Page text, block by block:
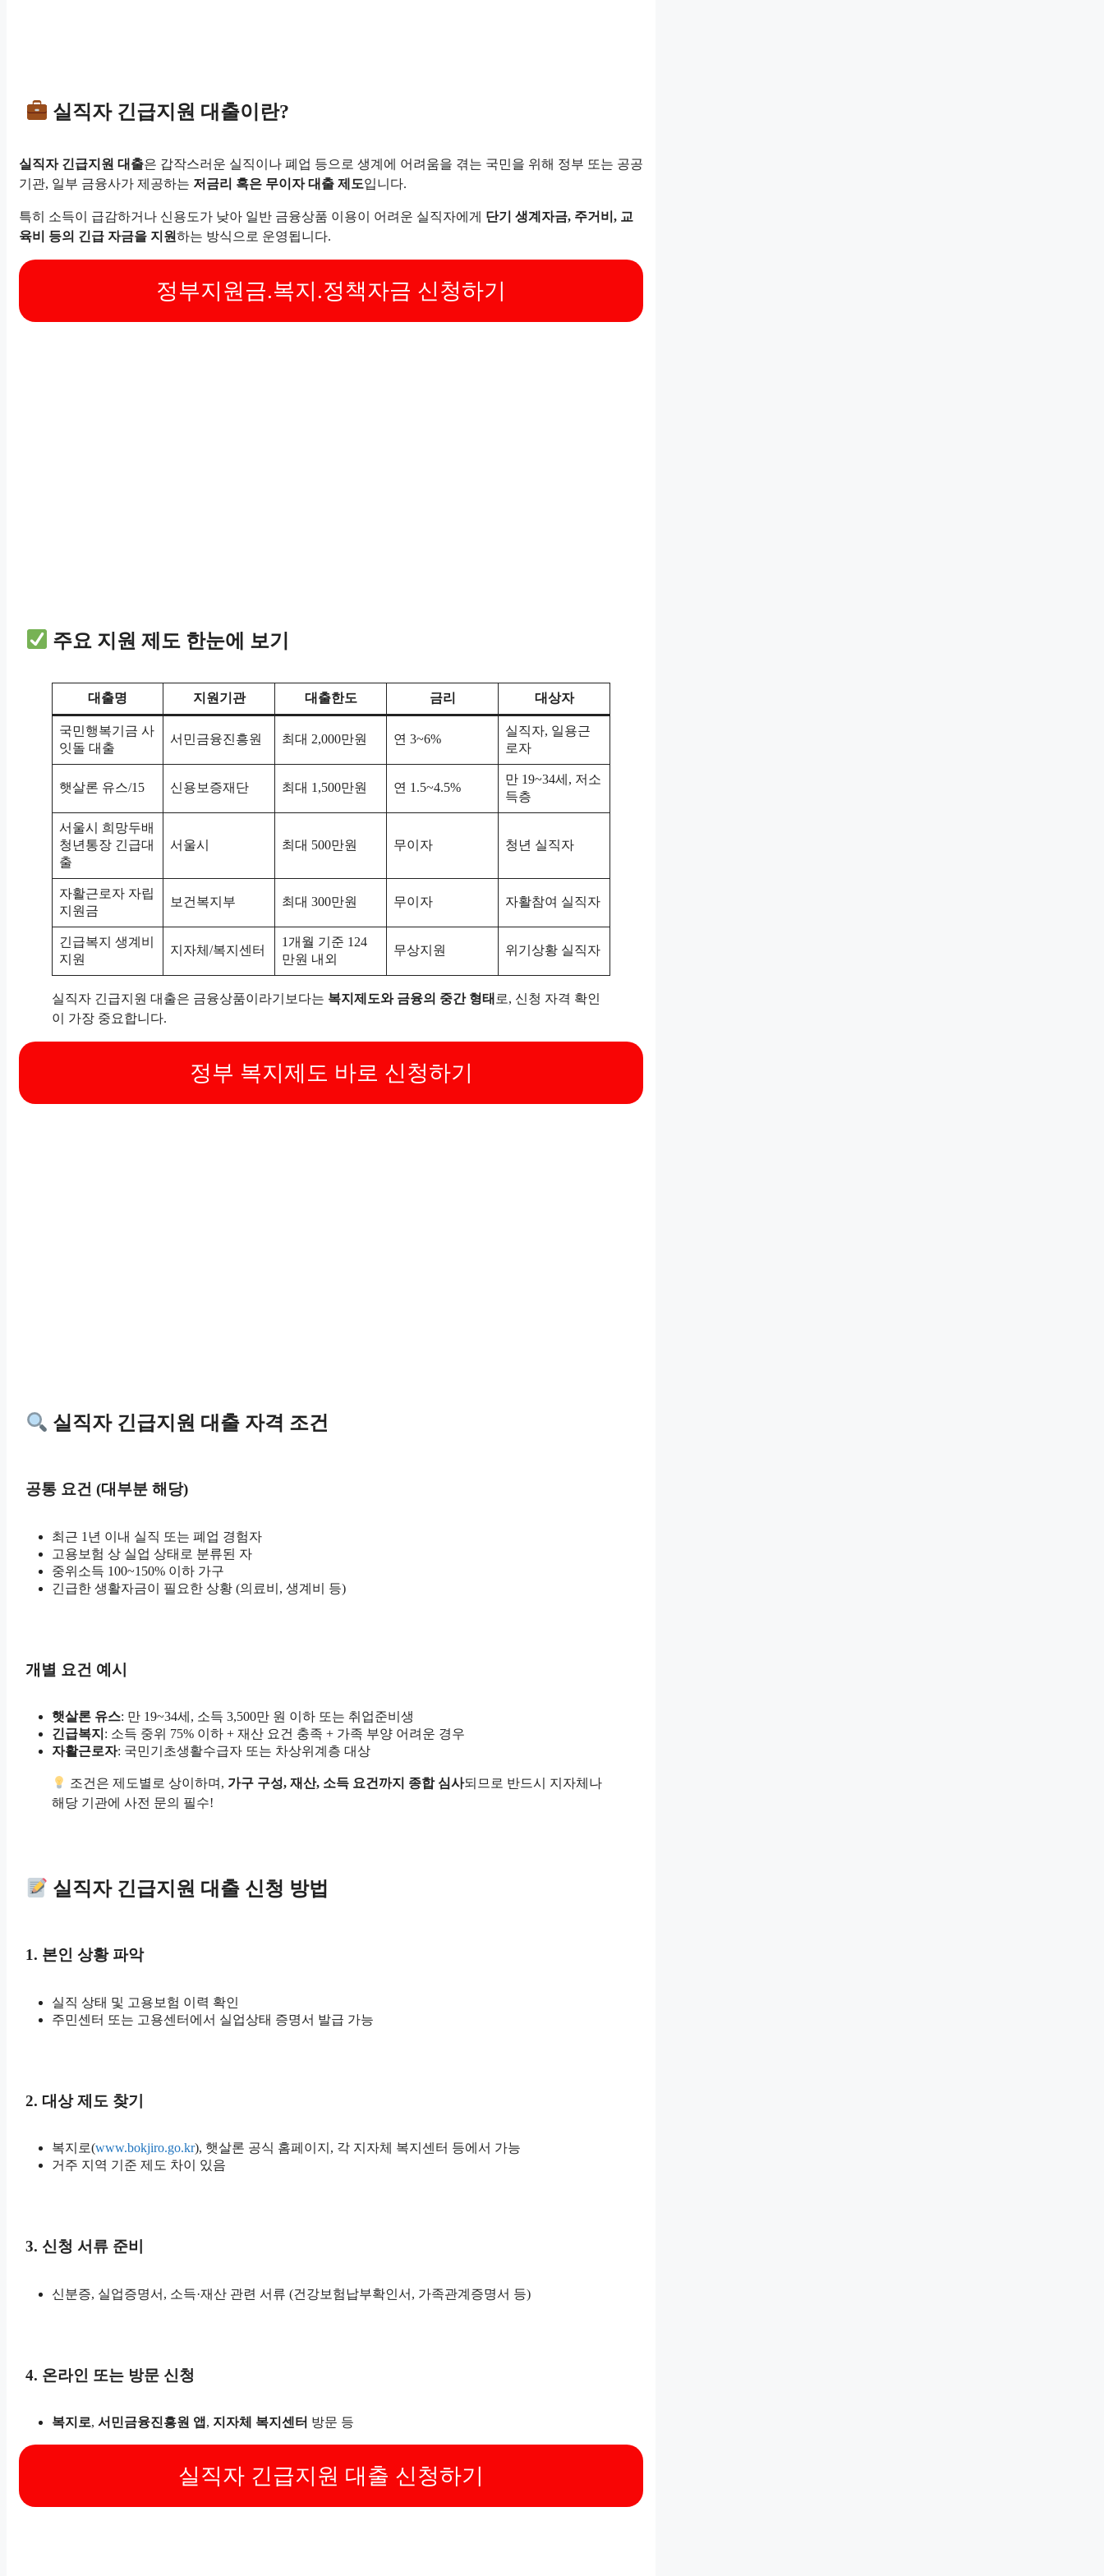
실직자 긴급지원 대출이란?
실직자 긴급지원 대출은 갑작스러운 실직이나 폐업 등으로 생계에 어려움을 겪는 국민을 위해 정부 또는 공공
기관, 일부 금융사가 제공하는 저금리 혹은 무이자 대출 제도입니다.
특히 소득이 급감하거나 신용도가 낮아 일반 금융상품 이용이 어려운 실직자에게 단기 생계자금, 주거비, 교
육비 등의 긴급 자금을 지원하는 방식으로 운영됩니다.
정부지원금.복지.정책자금 신청하기
주요 지원 제도 한눈에 보기
대출명 지원기관 대출한도 금리 대상자
국민행복기금 사
잇돌 대출
서민금융진흥원 최대 2,000만원 연 3~6%
실직자, 일용근
로자
햇살론 유스/15 신용보증재단 최대 1,500만원 연 1.5~4.5%
만 19~34세, 저소
득층
서울시 희망두배
청년통장 긴급대
출
서울시 최대 500만원 무이자 청년 실직자
자활근로자 자립
지원금
보건복지부 최대 300만원 무이자 자활참여 실직자
긴급복지 생계비
지원
지자체/복지센터
1개월 기준 124
만원 내외
무상지원 위기상황 실직자
실직자 긴급지원 대출은 금융상품이라기보다는 복지제도와 금융의 중간 형태 로, 신청 자격 확인
이 가장 중요합니다.
정부 복지제도 바로 신청하기
실직자 긴급지원 대출 자격 조건
공통 요건 (대부분 해당)
최근 1년 이내 실직 또는 폐업 경험자
고용보험 상 실업 상태로 분류된 자
중위소득 100~150% 이하 가구
긴급한 생활자금이 필요한 상황 (의료비, 생계비 등)
개별 요건 예시
햇살론 유스: 만 19~34세, 소득 3,500만 원 이하 또는 취업준비생
긴급복지 : 소득 중위 75% 이하 + 재산 요건 충족 + 가족 부양 어려운 경우
자활근로자: 국민기초생활수급자 또는 차상위계층 대상
조건은 제도별로 상이하며, 가구 구성, 재산, 소득 요건까지 종합 심사되므로 반드시 지자체나
해당 기관에 사전 문의 필수!
실직자 긴급지원 대출 신청 방법
1. 본인 상황 파악
실직 상태 및 고용보험 이력 확인
주민센터 또는 고용센터에서 실업상태 증명서 발급 가능
2. 대상 제도 찾기
복지로(www.bokjiro.go.kr), 햇살론 공식 홈페이지, 각 지자체 복지센터 등에서 가능
거주 지역 기준 제도 차이 있음
3. 신청 서류 준비
신분증, 실업증명서, 소득·재산 관련 서류 (건강보험납부확인서, 가족관계증명서 등)
4. 온라인 또는 방문 신청
복지로, 서민금융진흥원 앱 , 지자체 복지센터 방문 등
실직자 긴급지원 대출 신청하기